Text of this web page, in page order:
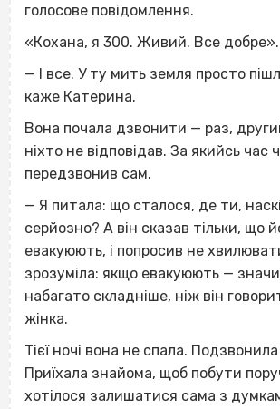
голосове повідомлення.
«Кохана, я 300. Живий. Все добре».
— І все. У ту мить земля просто
каже Катерина.
Вона почала дзвонити — раз,
ніхто не відповідав. За якийсь час
передзвонив сам.
— Я питала: що сталося, де ти,
серйозно? А він сказав тільки, що
евакуюють, і попросив не
зрозуміла: якщо евакуюють —
набагато складніше, ніж він
жінка.
Тієї ночі вона не спала.
Приїхала знайома, щоб побути
хотілося залишатися сама з